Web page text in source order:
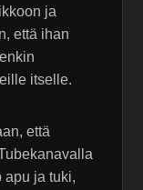
ja
että ihan
itselle.
että
apu ja tuki,